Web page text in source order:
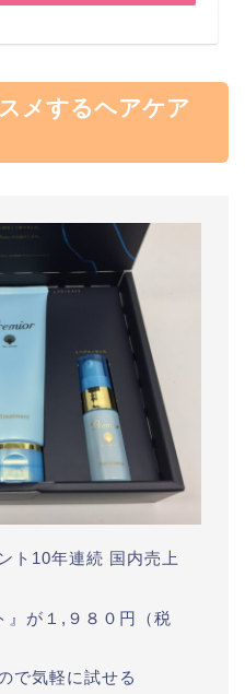
メするヘアケア
ト10年連続 国内売上
』が１,９８０円（税
で気軽に試せる